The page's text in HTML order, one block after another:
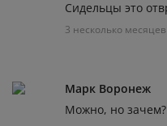
Сидельцы это
3 несколько
Марк Воронеж
Можно, но зачем?